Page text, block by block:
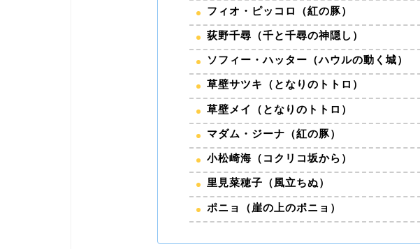
フィオ・ピッコロ（紅の豚）
荻野千尋（千と千尋の神隠し）
ソフィー・ハッター（ハウルの動く城）
草壁サツキ（となりのトトロ）
草壁メイ（となりのトトロ）
マダム・ジーナ（紅の豚）
小松崎海（コクリコ坂から）
里見菜穂子（風立ちぬ）
ポニョ（崖の上のポニョ）